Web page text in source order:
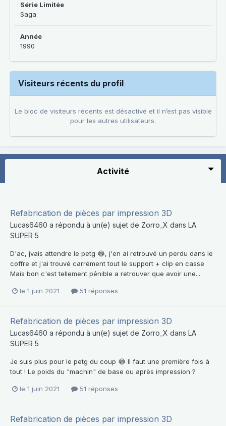
Série Limitée
Saga
Année
1990
Visiteurs récents du profil
Le bloc de visiteurs récents est désactivé et il n’est pas visible
pour les autres utilisateurs.
Activité
Refabrication de pièces par impression 3D
Lucas6460 a répondu à un(e) sujet de Zorro_X dans LA
SUPER 5
D'ac, jvais attendre le petg 😂, j'en ai retrouvé un perdu dans le
coffre et j'ai trouvé carrément tout le support + clip en casse
Mais bon c'est tellement pénible a retrouver que avoir une...
le 1 juin 2021 51 réponses
Refabrication de pièces par impression 3D
Lucas6460 a répondu à un(e) sujet de Zorro_X dans LA
SUPER 5
Je suis plus pour le petg du coup 😂 Il faut une première fois à
tout ! Le poids du "machin" de base ou après impression ?
le 1 juin 2021 51 réponses
Refabrication de pièces par impression 3D